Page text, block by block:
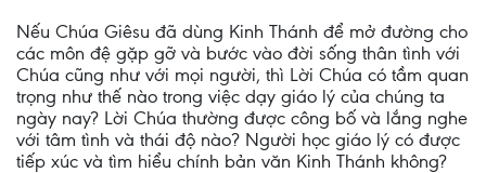
Nếu Chúa Giêsu đã dùng Kinh Thánh để mở đường cho
các môn đệ gặp gỡ và bước vào đời sống thân tình với
Chúa cũng như với mọi người, thì Lời Chúa có tầm quan
trọng như thế nào trong việc dạy giáo lý của chúng ta
ngày nay? Lời Chúa thường được công bố và lắng nghe
với tâm tình và thái độ nào? Người học giáo lý có được
tiếp xúc và tìm hiểu chính bản văn Kinh Thánh không?